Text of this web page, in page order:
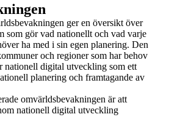
ger en översikt över
som gör vad nationellt och vad varje
ha med i sin egen planering. Den
och regioner som har behov
nationell digital utveckling som ett
planering och framtagande av
omvärldsbevakningen är att
nationell digital utveckling